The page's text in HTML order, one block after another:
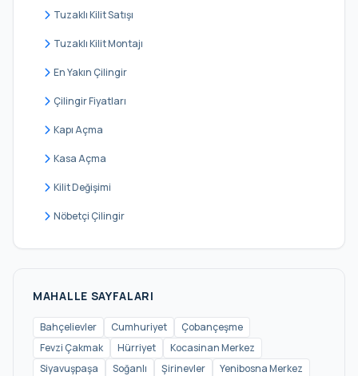
Tuzaklı Kilit Satışı
Tuzaklı Kilit Montajı
En Yakın Çilingir
Çilingir Fiyatları
Kapı Açma
Kasa Açma
Kilit Değişimi
Nöbetçi Çilingir
MAHALLE SAYFALARI
Bahçelievler Cumhuriyet
Çobançeşme
Fevzi Çakmak
Hürriyet
Kocasinan Merkez
Siyavuşpaşa
Soğanlı Şirinevler
Yenibosna Merkez